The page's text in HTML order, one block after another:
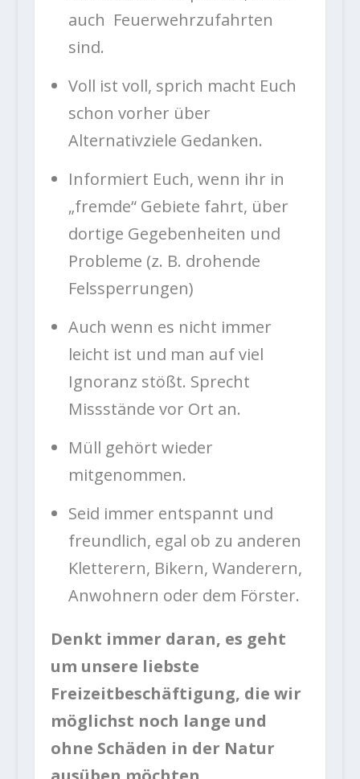
auch Feuerwehrzufahrten
sind.
Voll ist voll, sprich macht Euch
schon vorher über
Alternativziele Gedanken.
Informiert Euch, wenn ihr in
„fremde“ Gebiete fahrt, über
dortige Gegebenheiten und
Probleme (z. B. drohende
Felssperrungen)
Auch wenn es nicht immer
leicht ist und man auf viel
Ignoranz stößt. Sprecht
Missstände vor Ort an.
Müll gehört wieder
mitgenommen.
Seid immer entspannt und
freundlich, egal ob zu anderen
Kletterern, Bikern, Wanderern,
Anwohnern oder dem Förster.
Denkt immer daran, es geht
um unsere liebste
Freizeitbeschäftigung, die wir
möglichst noch lange und
ohne Schäden in der Natur